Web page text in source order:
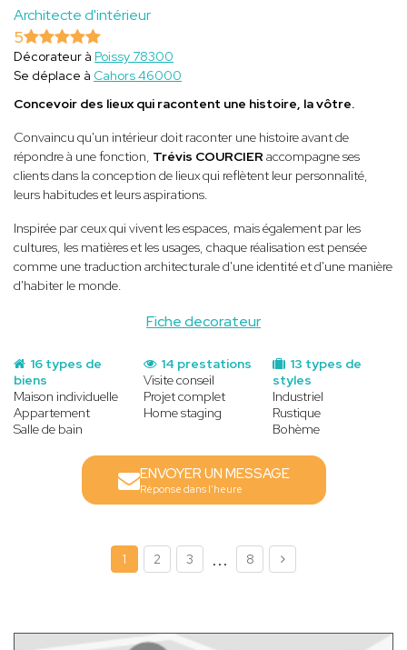
Architecte d'intérieur
Fiche decorateur
5
Décorateur à Poissy 78300
Se déplace à Cahors 46000
Concevoir des lieux qui racontent une histoire, la vôtre.
Convaincu qu'un intérieur doit raconter une histoire avant de
répondre à une fonction, Trévis COURCIER accompagne ses
clients dans la conception de lieux qui reflètent leur personnalité,
leurs habitudes et leurs aspirations.
Inspirée par ceux qui vivent les espaces, mais également par les
cultures, les matières et les usages, chaque réalisation est pensée
comme une traduction architecturale d'une identité et d'une manière
d'habiter le monde.
16 types de
biens
Maison individuelle
Appartement
Salle de bain
13 types de
styles
Industriel
Rustique
Bohème
14 prestations
Visite conseil
Projet complet
Home staging
ENVOYER UN MESSAGE
Réponse dans l'heure
1 2 3 ... 8